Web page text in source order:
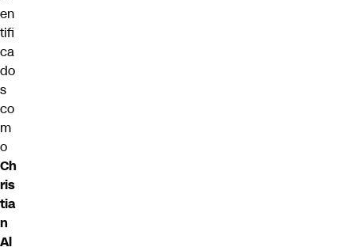
en
tifi
ca
do
s
co
m
o
Ch
ris
tia
n
Al